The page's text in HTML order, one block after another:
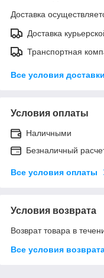
Доставка
Доставка
Транспортная
Все условия доставки
Условия оплаты
Наличными
Безналичный
Все условия оплаты
Условия возврата
Возврат товара в
Все условия